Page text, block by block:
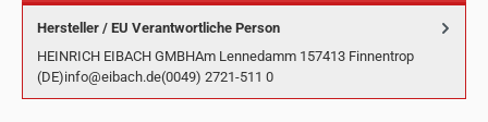
Hersteller / EU Verantwortliche Person
HEINRICH EIBACH GMBHAm Lennedamm 157413 Finnentrop
(DE)info@eibach.de(0049) 2721-511 0